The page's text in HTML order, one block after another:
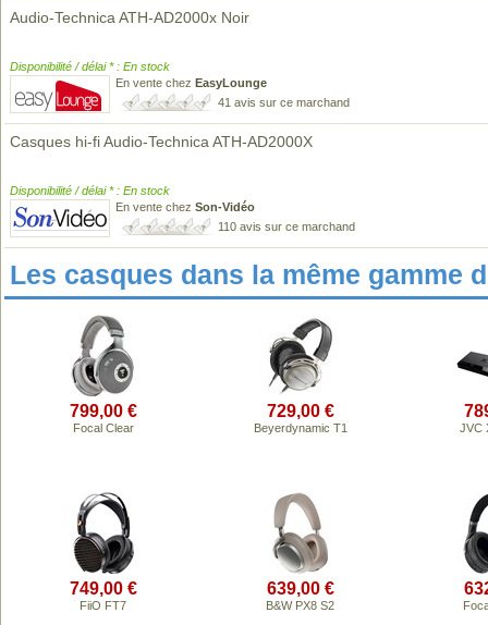
Audio-Technica ATH-AD2000x Noir
Disponibilité / délai * : En stock
En vente chez EasyLounge
41 avis sur ce marchand
Casques hi-fi Audio-Technica ATH-AD2000X
Disponibilité / délai * : En stock
En vente chez Son-Vidéo
110 avis sur ce marchand
Les casques dans la même gamme
799,00 €
Focal Clear
729,00 €
Beyerdynamic T1 JVC
749,00 €
FiiO FT7
639,00 €
B&W PX8 S2